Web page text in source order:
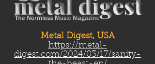
Metal Digest, USA
https://metal-
digest.com/2024/03/17/sanity-